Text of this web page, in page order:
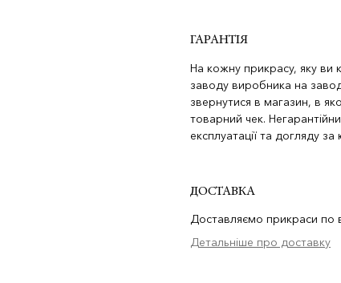
ГАРАНТІЯ
На кожну прикрасу, яку ви
заводу виробника на
звернутися в магазин, в
товарний чек.
експлуатації та догляду
ДОСТАВКА
Доставляємо прикраси по
Детальніше про доставку